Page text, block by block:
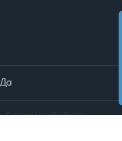
Согласие на обработку